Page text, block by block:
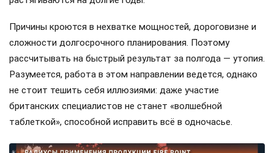
Причины кроются в нехватке мощностей, дороговизне и
сложности долгосрочного планирования. Поэтому
рассчитывать на быстрый результат за полгода — утопия.
Разумеется, работа в этом направлении ведется, однако
не стоит тешить себя иллюзиями: даже участие
британских специалистов не станет «волшебной
таблеткой», способной исправить всё в одночасье.